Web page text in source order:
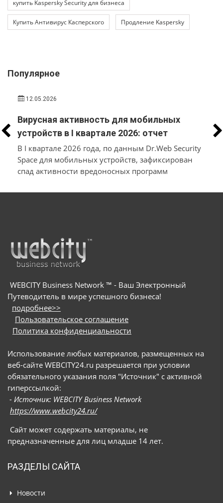
купить Kaspersky Security для бизнеса
Купить Антивирус Касперского Продление Kaspersky
Популярное
12.05.2026
Вирусная активность для мобильных
устройств в I квартале 2026: отчет
«Доктор Веб»
В I квартале 2026 года, по данным Dr.Web Security
Space для мобильных устройств, зафиксирован
спад активности вредоносных программ
показывают навязчивую рекламу. Их
результате эти угрозы уступили первое место
банковским троянам семейства Android.Banker,
чья активность за три месяца выросла более чем в
Android-угрозой. Подобные приложения
перехватывают СМС с кодами подтверждения,
выводят фишинговые окна и могут имитировать
интерфейс настоящих банковских программ для
кражи личных данных. Чаще всего пользователи
Android.Banker.Mamont, объединяющего
различные модификации таких троянов
WEBCITY Business Network ™ - Ваш Электронный
Путеводитель в мире успешного бизнеса!
подробнее>>
Пользовательское соглашение
Политика конфиденциальности
Использование любых материалов, размещенных на
веб-сайте WEBCITY24.ru разрешается при условии
обязательного указания поля "Источник" с активной
гиперссылкой:
- Источник: WEBCITY Business Network
https://www.webcity24.ru/
Сайт может содержать материалы, не
предназначенные для лиц младше 14 лет.
РАЗДЕЛЫ САЙТА
Новости